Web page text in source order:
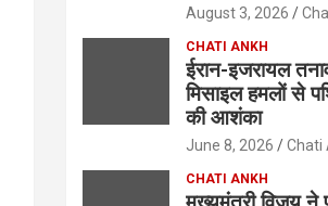
August 3, 2026
CHATI ANKH
ईरान-इजरायल
मिसाइल हमलों से
की आशंका
June 8, 2026 Chati
CHATI ANKH